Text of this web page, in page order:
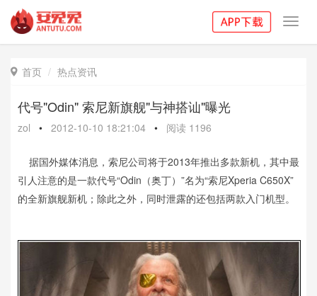
 首页 热点资讯
代号"Odin" 索尼新旗舰"与神搭讪"曝光
zol • 2012-10-10 18:21:04 • 阅读 1196
据国外媒体消息，索尼公司将于2013年推出多款新机，其中最
引人注意的是一款代号“Odin（奥丁）”名为“索尼Xperia C650X”
的全新旗舰新机；除此之外，同时泄露的还包括两款入门机型。